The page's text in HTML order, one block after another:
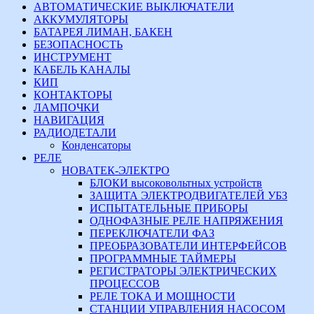
АВТОМАТИЧЕСКИЕ ВЫКЛЮЧАТЕЛИ
АККУМУЛЯТОРЫ
БАТАРЕЯ ЛИМАН, БАКЕН
БЕЗОПАСНОСТЬ
ИНСТРУМЕНТ
КАБЕЛЬ КАНАЛЫ
КИП
КОНТАКТОРЫ
ЛАМПОЧКИ
НАВИГАЦИЯ
РАДИОДЕТАЛИ
Конденсаторы
РЕЛЕ
НОВАТЕК-ЭЛЕКТРО
БЛОКИ высоковольтных устройств
ЗАЩИТА ЭЛЕКТРОДВИГАТЕЛЕЙ УБЗ
ИСПЫТАТЕЛЬНЫЕ ПРИБОРЫ
ОДНОФАЗНЫЕ РЕЛЕ НАПРЯЖЕНИЯ
ПЕРЕКЛЮЧАТЕЛИ ФАЗ
ПРЕОБРАЗОВАТЕЛИ ИНТЕРФЕЙСОВ
ПРОГРАММНЫЕ ТАЙМЕРЫ
РЕГИСТРАТОРЫ ЭЛЕКТРИЧЕСКИХ
ПРОЦЕССОВ
РЕЛЕ ТОКА И МОЩНОСТИ
СТАНЦИИ УПРАВЛЕНИЯ НАСОСОМ